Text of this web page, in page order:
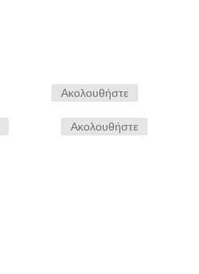
Ακολουθήστε
Ακολουθήστε